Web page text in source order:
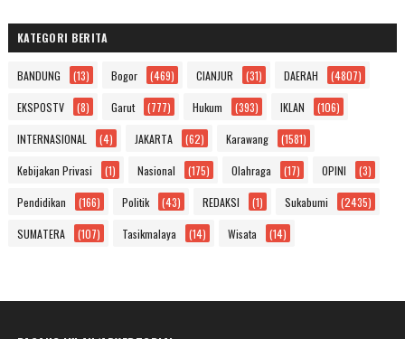
KATEGORI BERITA
BANDUNG (13) Bogor (469) CIANJUR (31) DAERAH (4807)
EKSPOSTV (8) Garut (777) Hukum (393) IKLAN (106)
INTERNASIONAL (4) JAKARTA (62) Karawang (1581)
Kebijakan Privasi (1) Nasional (175) Olahraga (17) OPINI (3)
Pendidikan (166) Politik (43) REDAKSI (1) Sukabumi (2435)
SUMATERA (107) Tasikmalaya (14) Wisata (14)